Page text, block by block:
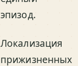
эпизод.
Локализация
прижизненных